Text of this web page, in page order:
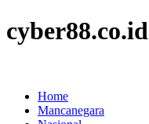
cyber88.co.id
Home
Mancanegara